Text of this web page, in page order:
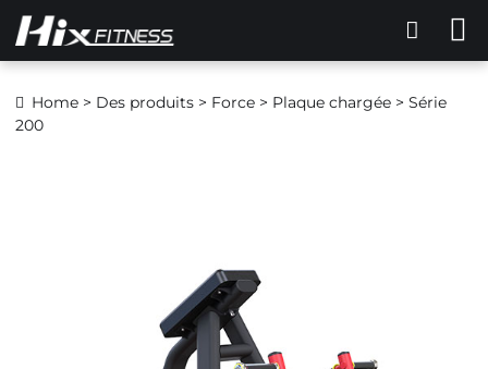
Home > Des produits > Force > Plaque chargée > Série
200